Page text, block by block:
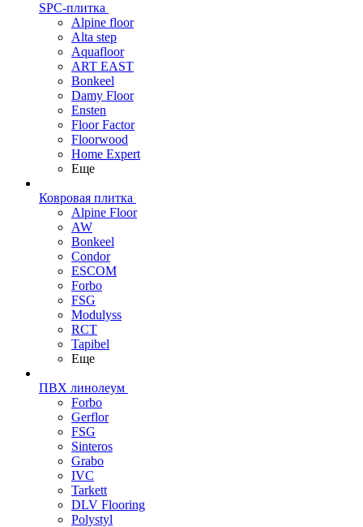
SPC-плитка
Alpine floor
Alta step
Aquafloor
ART EAST
Bonkeel
Damy Floor
Ensten
Floor Factor
Floorwood
Home Expert
Еще
Ковровая плитка
Alpine Floor
AW
Bonkeel
Condor
ESCOM
Forbo
FSG
Modulyss
RCT
Tapibel
Еще
ПВХ линолеум
Forbo
Gerflor
FSG
Sinteros
Grabo
IVC
Tarkett
DLV Flooring
Polystyl